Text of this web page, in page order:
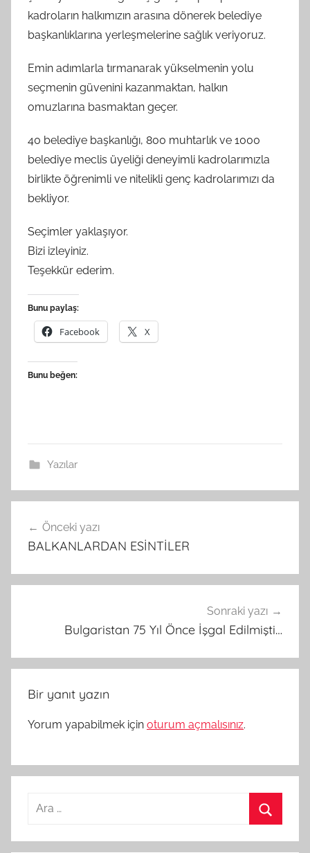
kadroların halkımızın arasına dönerek belediye
başkanlıklarına yerleşmelerine sağlık veriyoruz.
Emin adımlarla tırmanarak yükselmenin yolu
seçmenin güvenini kazanmaktan, halkın
omuzlarına basmaktan geçer.
40 belediye başkanlığı, 800 muhtarlık ve 1000
belediye meclis üyeliği deneyimli kadrolarımızla
birlikte öğrenimli ve nitelikli genç kadrolarımızı da
bekliyor.
Seçimler yaklaşıyor.
Bizi izleyiniz.
Teşekkür ederim.
Bunu paylaş:
Facebook X
Bunu beğen:
Yazılar
gezinmesi
Önceki yazı
BALKANLARDAN ESİNTİLER
Sonraki yazı
Bulgaristan 75 Yıl Önce İşgal Edilmişti…
Bir yanıt yazın
Yorum yapabilmek için oturum açmalısınız.
Arama: